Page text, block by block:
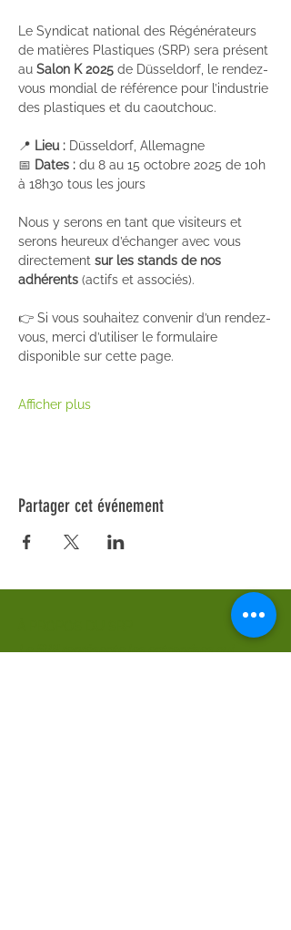
Le Syndicat national des Régénérateurs
de matières Plastiques (SRP) sera présent
au Salon K 2025 de Düsseldorf, le rendez-
vous mondial de référence pour l’industrie
des plastiques et du caoutchouc.
📍 Lieu : Düsseldorf, Allemagne
📅 Dates : du 8 au 15 octobre 2025 de 10h
à 18h30 tous les jours
Nous y serons en tant que visiteurs et
serons heureux d’échanger avec vous
directement sur les stands de nos
adhérents (actifs et associés).
👉 Si vous souhaitez convenir d’un rendez-
vous, merci d’utiliser le formulaire
disponible sur cette page.
Afficher plus
Partager cet événement
Le SRP représente les entreprises qui